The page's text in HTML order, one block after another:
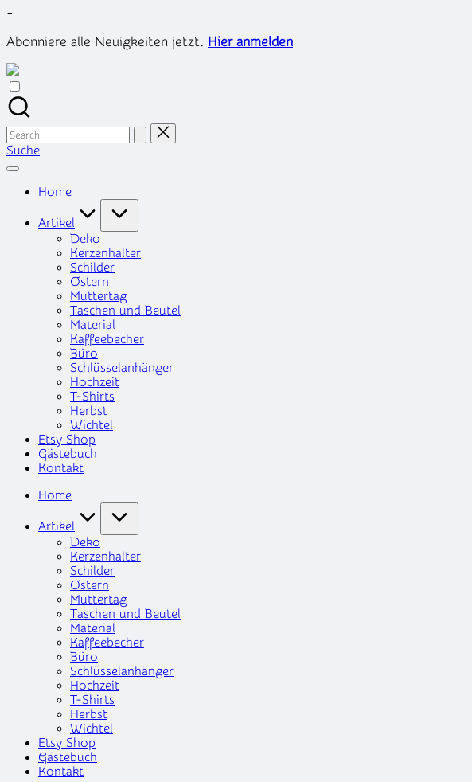
Skip
content
-
Abonniere alle Neuigkeiten jetzt. Hier anmelden
Search
for:
Suche
Home
Artikel
Deko
Kerzenhalter
Schilder
Ostern
Muttertag
Taschen und Beutel
Material
Kaffeebecher
Büro
Schlüsselanhänger
Hochzeit
T-Shirts
Herbst
Wichtel
Etsy Shop
Gästebuch
Kontakt
Home
Artikel
Deko
Kerzenhalter
Schilder
Ostern
Muttertag
Taschen und Beutel
Material
Kaffeebecher
Büro
Schlüsselanhänger
Hochzeit
T-Shirts
Herbst
Wichtel
Etsy Shop
Gästebuch
Kontakt